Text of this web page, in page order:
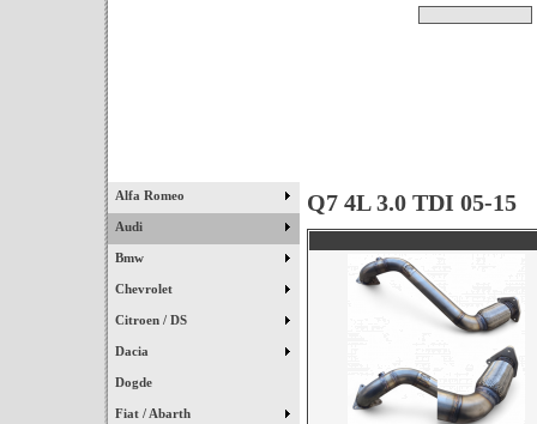
Alfa Romeo
Audi
Bmw
Chevrolet
Citroen / DS
Dacia
Dogde
Fiat / Abarth
Q7 4L 3.0 TDI 05-15